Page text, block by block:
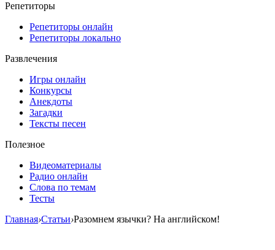
Репетиторы
Репетиторы онлайн
Репетиторы локально
Развлечения
Игры онлайн
Конкурсы
Анекдоты
Загадки
Тексты песен
Полезное
Видеоматериалы
Радио онлайн
Слова по темам
Тесты
Главная›Статьи›Разомнем язычки? На английском!